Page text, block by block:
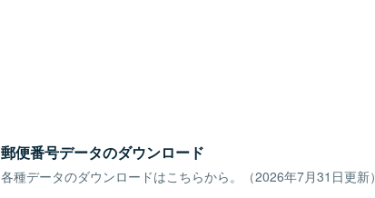
郵便番号データのダウンロード
各種データのダウンロードはこちらから。（2026年7月31日更新）